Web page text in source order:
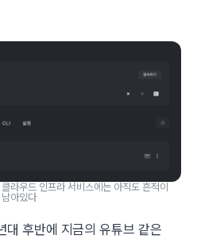
라우드 인프라 서비스에는 아직도 흔적이
남아있다
후반에 지금의 유튜브 같은